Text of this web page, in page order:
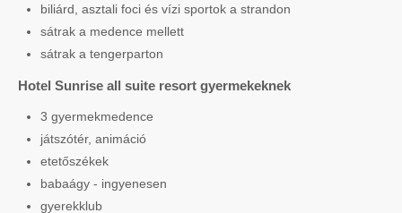
biliárd, asztali foci és vízi sportok a strandon
sátrak a medence mellett
sátrak a tengerparton
Hotel Sunrise all suite resort gyermekeknek
3 gyermekmedence
játszótér, animáció
etetőszékek
babaágy - ingyenesen
gyerekklub